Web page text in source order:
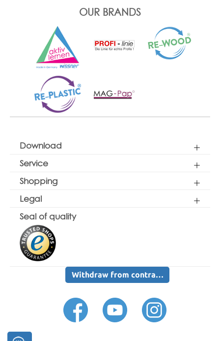
OUR BRANDS
Download
Service
Shopping
Legal
Seal of quality
Withdraw from contract here